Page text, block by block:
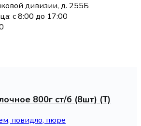
дивизии, д. 255Б
с 8:00 до 17:00
800г ст/б (8шт) (Т)
повидло, пюре